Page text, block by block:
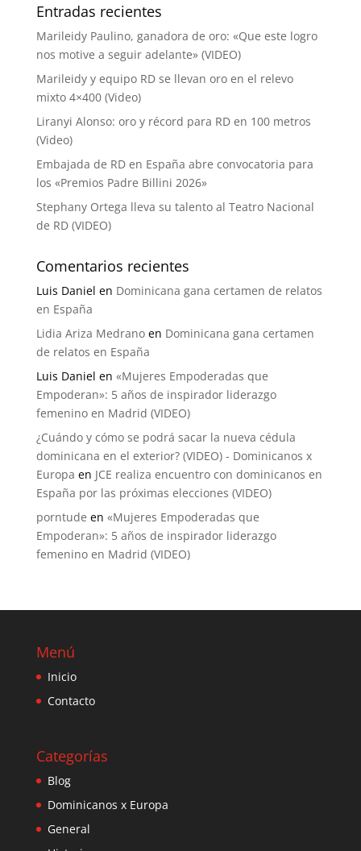
Entradas recientes
Marileidy Paulino, ganadora de oro: «Que este logro
nos motive a seguir adelante» (VIDEO)
Marileidy y equipo RD se llevan oro en el relevo
mixto 4×400 (Video)
Liranyi Alonso: oro y récord para RD en 100 metros
(Video)
Embajada de RD en España abre convocatoria para
los «Premios Padre Billini 2026»
Stephany Ortega lleva su talento al Teatro Nacional
de RD (VIDEO)
Comentarios recientes
Luis Daniel en Dominicana gana certamen de relatos
en España
Lidia Ariza Medranoen Dominicana gana certamen
de relatos en España
Luis Daniel en «Mujeres Empoderadas que
Empoderan»: 5 años de inspirador liderazgo
femenino en Madrid (VIDEO)
¿Cuándo y cómo se podrá sacar la nueva cédula
dominicana en el exterior? (VIDEO) - Dominicanos x
Europa en JCE realiza encuentro con dominicanos en
España por las próximas elecciones (VIDEO)
porntude en «Mujeres Empoderadas que
Empoderan»: 5 años de inspirador liderazgo
femenino en Madrid (VIDEO)
Menú
Inicio
Contacto
Categorías
Blog
Dominicanos x Europa
General